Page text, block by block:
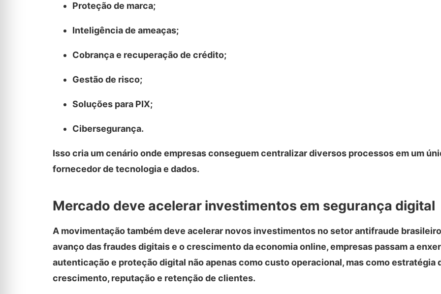
Proteção de marca;
Inteligência de ameaças;
Cobrança e recuperação de crédito;
Gestão de risco;
Soluções para PIX;
Cibersegurança.
Isso cria um cenário onde empresas conseguem centralizar diversos processos em um
fornecedor de tecnologia e dados.
Mercado deve acelerar investimentos em segurança digital
A movimentação também deve acelerar novos investimentos no setor antifraude
avanço das fraudes digitais e o crescimento da economia online, empresas passam a
autenticação e proteção digital não apenas como custo operacional, mas como estratégia
crescimento, reputação e retenção de clientes.